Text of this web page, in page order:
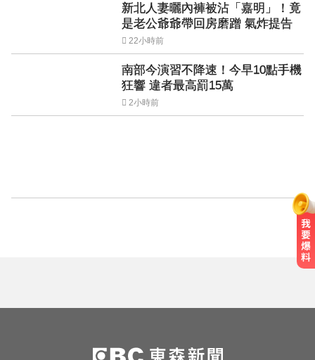
新北人妻曬內褲被沾「嘉明」！竟
是老公爺爺帶回房磨蹭 氣炸提告
22小時前
南部今演習不降速！今早10點手機
狂響 違者最高罰15萬
2小時前